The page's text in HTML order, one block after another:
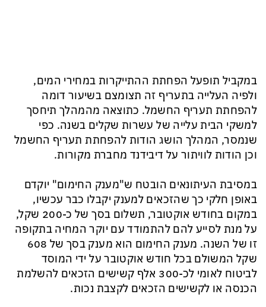
במקביל תופעל הפחתת ההתייקרות במחירי המים,
ולפיה העלייה בתעריף זה תצומצם בשיעור דומה
להפחתת תעריף החשמל. כתוצאה מהמהלך תיחסך
למשקי הבית עלייה של עשרות שקלים בשנה. כפי
שנמסר, המהלך הושג הודות להפחתת תעריף החשמל
וכן הודות לוויתור על דיבידנד מחברת מקורות.
במסיבת העיתונאים הובטח ש"מענק החימום" יוקדם
באופן חלקי כך שהזכאים למענק יקבלו כבר עכשיו,
במקום בחודש אוקטובר, תשלום בסך של כ-200 שקל,
על מנת לסייע להם להתמודד עם יוקר המחיה בתקופה
זו של השנה. מענק החימום הוא מענק בסך של 608
שקל המשולם בכל חודש אוקטובר על ידי המוסד
לביטוח לאומי לכ-300 אלף קשישים הזכאים להשלמת
הכנסה או לקשישים הזכאים לקצבת נכות.